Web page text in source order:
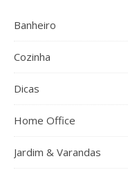
Banheiro
Cozinha
Dicas
Home Office
Jardim & Varandas